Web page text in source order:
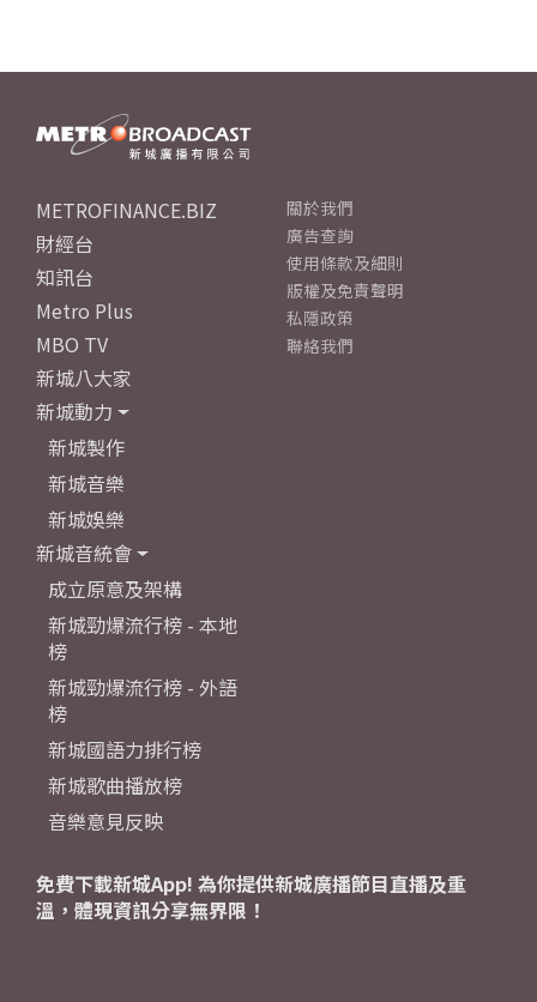
METROFINANCE.BIZ
財經台
知訊台
Metro Plus
MBO TV
新城八大家
新城動力
新城製作
新城音樂
新城娛樂
新城音統會
成立原意及架構
新城勁爆流行榜 - 本地
榜
新城勁爆流行榜 - 外語
榜
新城國語力排行榜
新城歌曲播放榜
音樂意見反映
關於我們
廣告查詢
使用條款及細則
版權及免責聲明
私隱政策
聯絡我們
免費下載新城App! 為你提供新城廣播節目直播及重
溫，體現資訊分享無界限！